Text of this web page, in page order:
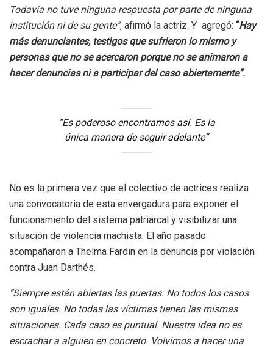
Todavía no tuve ninguna respuesta por parte de ninguna
institución ni de su gente”, afirmó la actriz. Y agregó: “Hay
más denunciantes, testigos que sufrieron lo mismo y
personas que no se acercaron porque no se animaron a
hacer denuncias ni a participar del caso abiertamente”.
“Es poderoso encontrarnos así. Es la
única manera de seguir adelante”
No es la primera vez que el colectivo de actrices realiza
una convocatoria de esta envergadura para exponer el
funcionamiento del sistema patriarcal y visibilizar una
situación de violencia machista. El año pasado
acompañaron a Thelma Fardin en la denuncia por violación
contra Juan Darthés.
“Siempre están abiertas las puertas. No todos los casos
son iguales. No todas las víctimas tienen las mismas
situaciones. Cada caso es puntual. Nuestra idea no es
escrachar a alguien en concreto. Volvimos a hacer una